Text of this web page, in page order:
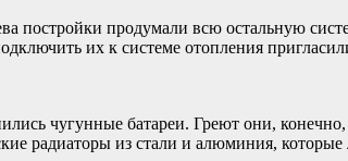
постройки продумали всю остальную
их к системе отопления
чугунные батареи. Греют они,
радиаторы из стали и алюминия,